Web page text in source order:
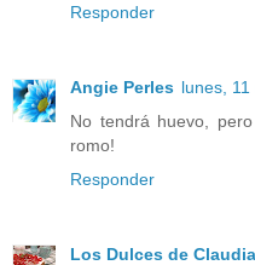
Responder
Angie Perles lunes,
No tendrá huevo,
romo!
Responder
Los Dulces de Claudia